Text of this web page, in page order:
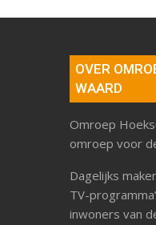
OVER
WAARD
Omroep
omroep voor
Dagelijks
TV-
inwoners van